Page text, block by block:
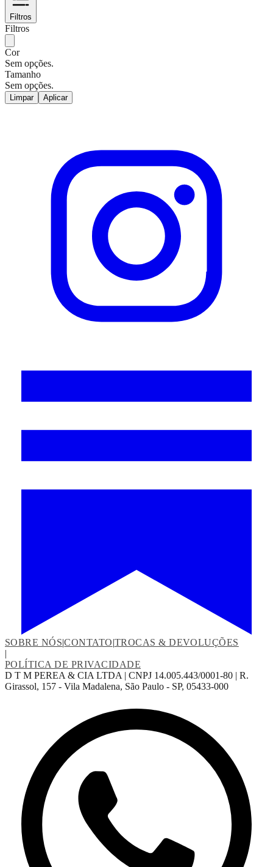
Filtros
Filtros
Cor
Sem opções.
Tamanho
Sem opções.
Limpar Aplicar
SOBRE NÓS|CONTATO|TROCAS & DEVOLUÇÕES
|
POLÍTICA DE PRIVACIDADE
D T M PEREA & CIA LTDA | CNPJ 14.005.443/0001-80 | R.
Girassol, 157 - Vila Madalena, São Paulo - SP, 05433-000